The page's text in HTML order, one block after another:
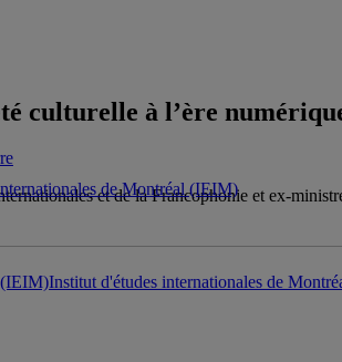
culturelle à l’ère
et de la Francophonie et ex-
de Montréal (IEIM)
Institut d'études internationales de